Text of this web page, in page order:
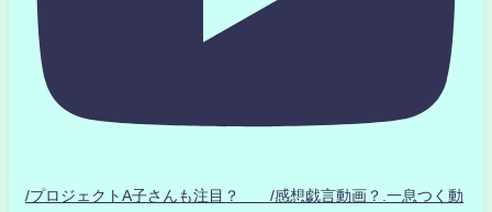
/プロジェクトA子さんも注目？ /感想戯言動画？.一息つく動